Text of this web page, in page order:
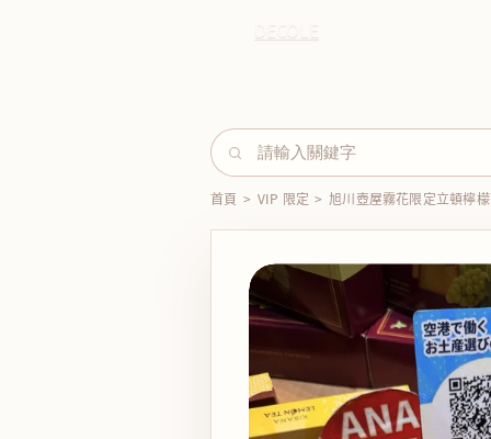
首頁 > VIP 限定 > 旭川壺屋霧花限定立頓檸